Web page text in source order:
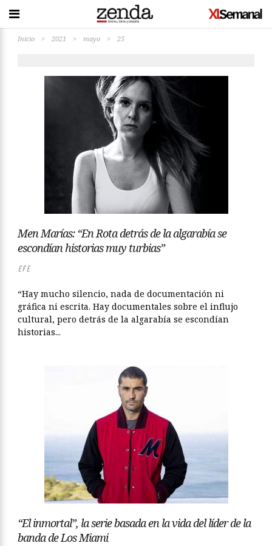
Inicio > 2021 > mayo > 25
Men Marías: “En Rota detrás de la algarabía se
escondían historias muy turbias”
EFE
“Hay mucho silencio, nada de documentación ni
gráfica ni escrita. Hay documentales sobre el influjo
cultural, pero detrás de la algarabía se escondían
historias...
“El inmortal”, la serie basada en la vida del líder de la
banda de Los Miami